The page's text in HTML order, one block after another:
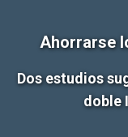
Ahorrarse
Dos estudios
doble